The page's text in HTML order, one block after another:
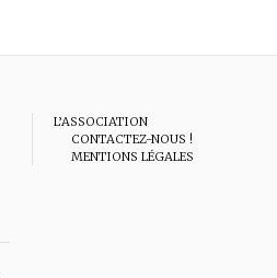
L’ASSOCIATION
CONTACTEZ-NOUS !
MENTIONS LÉGALES